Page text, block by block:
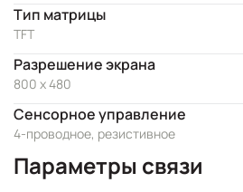
Тип матрицы
TFT
Разрешение экрана
800 x 480
Сенсорное управление
4-проводное, резистивное
Параметры связи